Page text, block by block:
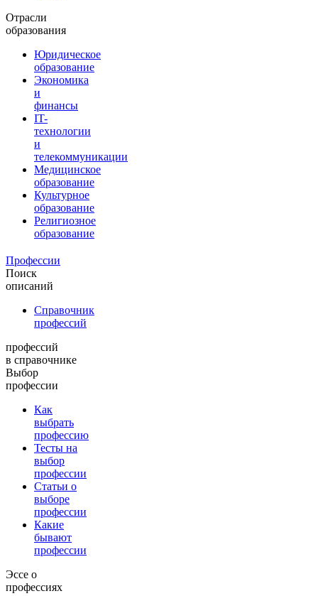
Отрасли
образования
Юридическое
образование
Экономика
и
финансы
IT-
технологии
и
телекоммуникации
Медицинское
образование
Культурное
образование
Религиозное
образование
Профессии
Поиск
описаний
Справочник
профессий
профессий
в справочнике
Выбор
профессии
Как
выбрать
профессию
Тесты на
выбор
профессии
Статьи о
выборе
профессии
Какие
бывают
профессии
Эссе о
профессиях